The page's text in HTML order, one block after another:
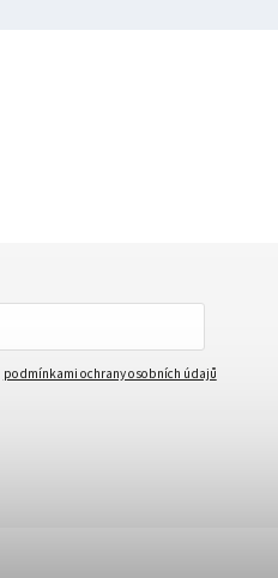
podmínkami ochrany osobních údajů